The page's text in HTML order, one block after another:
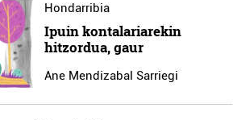
Hondarribia
Ipuin kontalariarekin
hitzordua, gaur
Ane Mendizabal Sarriegi